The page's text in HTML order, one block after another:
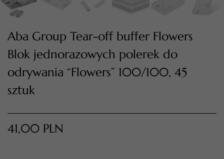
TWÓJ KOSZYK (0)
PRZEJDŹ DO KOSZYKA
Aba Group Tear-off buffer Flowers
Blok jednorazowych polerek do
odrywania “Flowers” 100/100, 45
sztuk
41,00 PLN